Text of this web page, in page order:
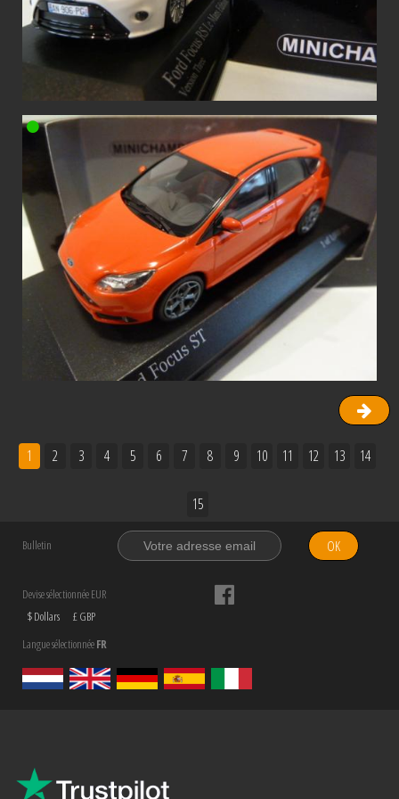
1 2 3 4 5 6 7 8 9 10 11 12 13 14
15
Bulletin OK
Devise sélectionnée EUR
$ Dollars
£ GBP
Langue sélectionnéeFR